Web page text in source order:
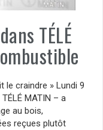
TÉLÉ
le craindre » Lundi 9
MATIN – a
au bois,
reçues plutôt